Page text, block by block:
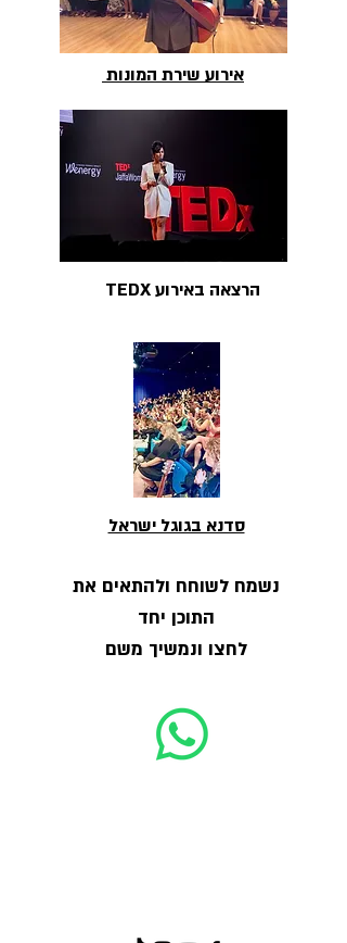
אירוע שירת המונות
הרצאה באירוע TEDX
סדנא בגוגל ישראל
נשמח לשוחח ולהתאים את
התוכן יחד
לחצו ונמשיך משם